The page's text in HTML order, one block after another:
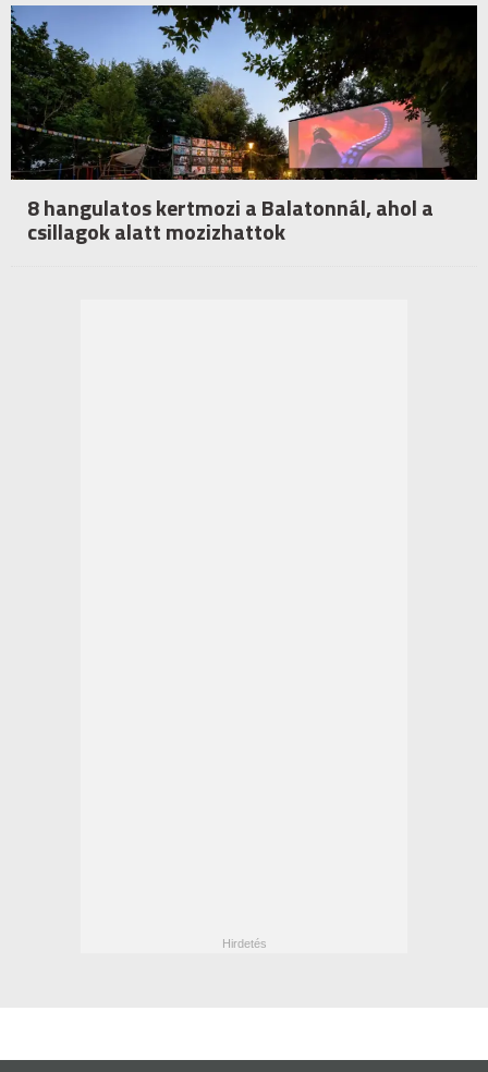
8 hangulatos kertmozi a Balatonnál, ahol a
csillagok alatt mozizhattok